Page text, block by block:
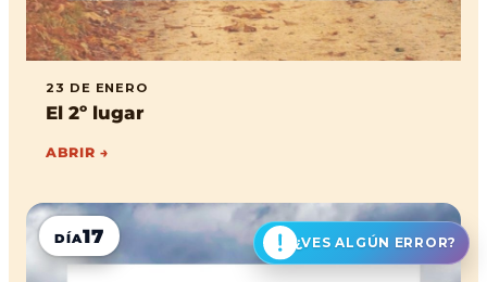
23 DE ENERO
El 2º lugar
ABRIR →
DÍA17 ¿VES ALGÚN ERROR?